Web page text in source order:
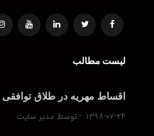
لیست مطالب
اقساط مهریه در طلاق
۱۳۹۸-۰۷-۲۴ توسط مدیر سایت